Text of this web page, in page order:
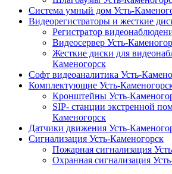
Система умный дом Усть-
Видеорегистраторы и жесткие
Регистратор
Видеосервер Усть-
Жесткие диски для
Каменогорск
Софт видеоаналитика Усть-
Комплектующие Усть-
Кронштейны Усть-
SIP- станции экстренной
Каменогорск
Датчики движения Усть-
Сигнализация Усть-Каменогорск
Пожарная сигнализация
Охранная сигнализация